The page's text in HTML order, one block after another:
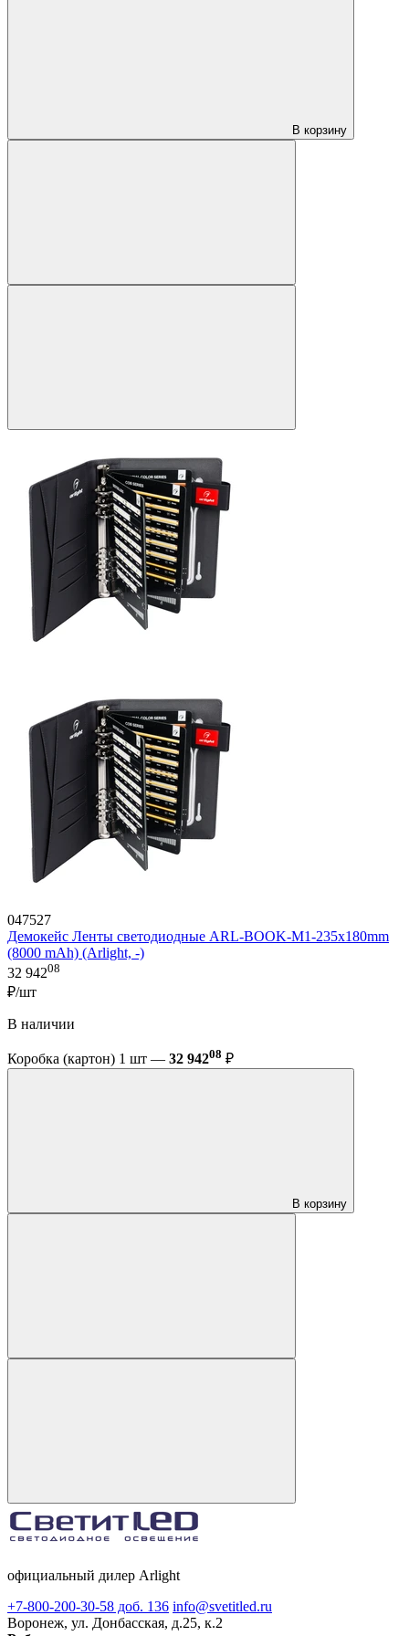
В корзину
047527
Демокейс Ленты светодиодные ARL-BOOK-M1-235х180mm
(8000 mAh) (Arlight, -)
32 94208
₽/шт
В наличии
Коробка (картон) 1 шт — 32 94208 ₽
В корзину
официальный дилер Arlight
+7-800-200-30-58 доб. 136 info@svetitled.ru
Воронеж, ул. Донбасская, д.25, к.2